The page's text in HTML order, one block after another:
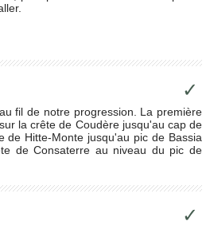
✓
fil de notre progression. La première
la crête de Coudère jusqu'au cap de
de Hitte-Monte jusqu'au pic de Bassia
de Consaterre au niveau du pic de
✓